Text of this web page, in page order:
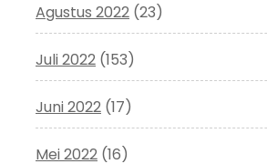
Agustus 2022 (23)
Juli 2022 (153)
Juni 2022 (17)
Mei 2022 (16)